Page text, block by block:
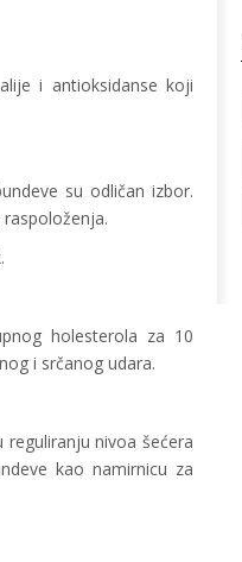
i antioksidanse koji
su odličan izbor.
holesterola za 10
i srčanog udara.
nivoa šećera
kao namirnicu za